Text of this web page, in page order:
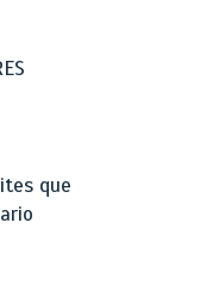
que